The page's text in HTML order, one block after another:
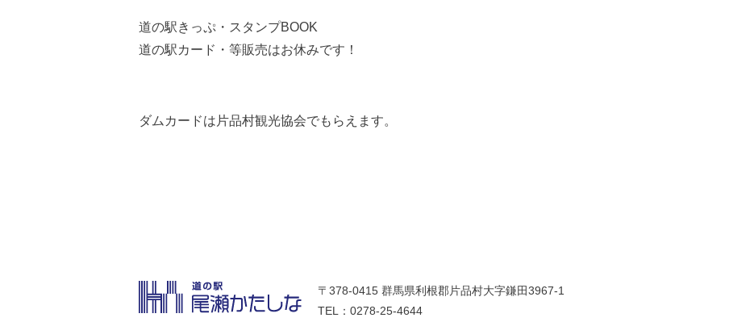
道の駅きっぷ・スタンプBOOK
道の駅カード・等販売はお休みです！
ダムカードは片品村観光協会でもらえます。
〒378-0415 群馬県利根郡片品村大字鎌田3967-1
TEL：0278-25-4644